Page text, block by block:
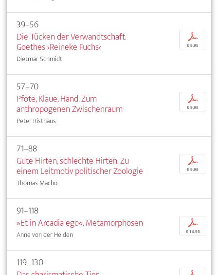
39–56
Die Tücken der Verwandtschaft.
Goethes ›Reineke Fuchs‹
Dietmar Schmidt
p
€ 9,95
57–70
Pfote, Klaue, Hand. Zum
anthropogenen Zwischenraum
Peter Risthaus
p
€ 9,95
71–88
Gute Hirten, schlechte Hirten. Zu
einem Leitmotiv politischer Zoologie
Thomas Macho
p
€ 9,95
91–118
»Et in Arcadia ego«. Metamorphosen
Anne von der Heiden
p
€ 14,95
119–130